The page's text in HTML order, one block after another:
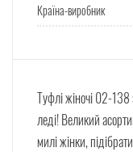
Країна-виробник
Туфлі жіночі 02-138
леді! Великий
милі жінки,